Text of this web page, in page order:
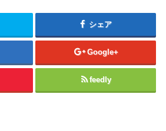
シェア
Google+
feedly